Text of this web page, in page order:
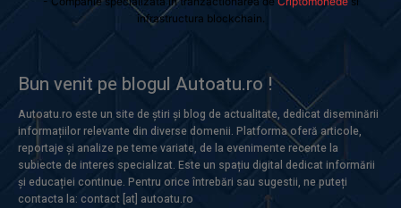
infrastructura blockchain.
Bun venit pe blogul Autoatu.ro !
Autoatu.ro este un site de știri și blog de actualitate, dedicat diseminării
informațiilor relevante din diverse domenii. Platforma oferă articole,
reportaje și analize pe teme variate, de la evenimente recente la
subiecte de interes specializat. Este un spațiu digital dedicat informării
și educației continue. Pentru orice întrebări sau sugestii, ne puteți
contacta la: contact [at] autoatu.ro